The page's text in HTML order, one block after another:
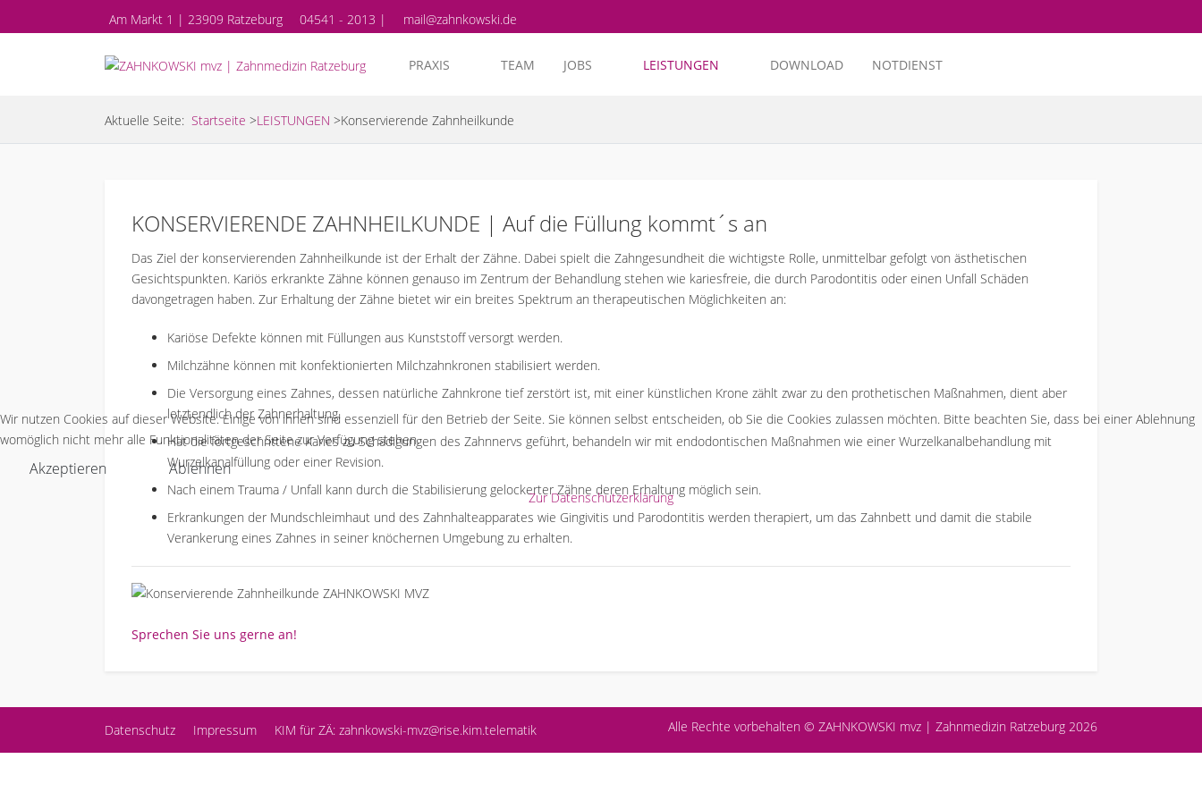
Am Markt 1 | 23909 Ratzeburg 04541 - 2013 | mail@zahnkowski.de
PRAXIS TEAM JOBS LEISTUNGEN DOWNLOAD NOTDIENST
Aktuelle Seite: Startseite >LEISTUNGEN >Konservierende Zahnheilkunde
KONSERVIERENDE ZAHNHEILKUNDE | Auf die Füllung kommt´s an
Das Ziel der konservierenden Zahnheilkunde ist der Erhalt der Zähne. Dabei spielt die Zahngesundheit die wichtigste Rolle, unmittelbar gefolgt von ästhetischen
Gesichtspunkten. Kariös erkrankte Zähne können genauso im Zentrum der Behandlung stehen wie kariesfreie, die durch Parodontitis oder einen Unfall Schäden
davongetragen haben. Zur Erhaltung der Zähne bietet wir ein breites Spektrum an therapeutischen Möglichkeiten an:
Kariöse Defekte können mit Füllungen aus Kunststoff versorgt werden.
Milchzähne können mit konfektionierten Milchzahnkronen stabilisiert werden.
Die Versorgung eines Zahnes, dessen natürliche Zahnkrone tief zerstört ist, mit einer künstlichen Krone zählt zwar zu den prothetischen Maßnahmen, dient aber
letztendlich der Zahnerhaltung.
Hat die fortgeschrittene Karies zu Schädigungen des Zahnnervs geführt, behandeln wir mit endodontischen Maßnahmen wie einer Wurzelkanalbehandlung mit
Wurzelkanalfüllung oder einer Revision.
Nach einem Trauma / Unfall kann durch die Stabilisierung gelockerter Zähne deren Erhaltung möglich sein.
Erkrankungen der Mundschleimhaut und des Zahnhalteapparates wie Gingivitis und Parodontitis werden therapiert, um das Zahnbett und damit die stabile
Verankerung eines Zahnes in seiner knöchernen Umgebung zu erhalten.
Sprechen Sie uns gerne an!
Datenschutz Impressum KIM für ZÄ: zahnkowski-mvz@rise.kim.telematik Alle Rechte vorbehalten © ZAHNKOWSKI mvz | Zahnmedizin Ratzeburg 2026
Wir nutzen Cookies auf dieser Website. Einige von ihnen sind essenziell für den Betrieb der Seite. Sie können selbst entscheiden, ob Sie die Cookies zulassen möchten. Bitte beachten Sie, dass bei einer Ablehnung
womöglich nicht mehr alle Funktionalitäten der Seite zur Verfügung stehen.
Akzeptieren Ablehnen
Zur Datenschutzerklärung